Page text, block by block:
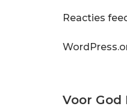
Reacties
Voor God